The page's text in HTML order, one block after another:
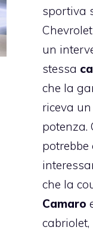
sportiva
un
stessa
che la
riceva
potenza.
potrebbe
che la
Camaro
cabriolet,